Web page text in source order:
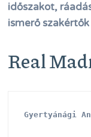
időszakot,
ismerő
Real
Gyertyánági